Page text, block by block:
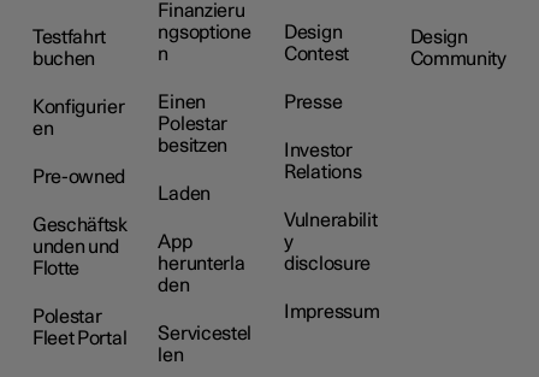
Testfahrt
buchen
Konfigurier
en
Pre-owned
Geschäftsk
unden und
Flotte
Polestar
Fleet Portal
Finanzieru
ngsoptione
n
Einen
Polestar
besitzen
Laden
App
herunterla
den
Servicestel
len
Design
Contest
Presse
Investor
Relations
Vulnerabilit
y
disclosure
Impressum
Design
Community